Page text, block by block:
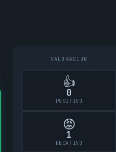
VALORACIÓN
👍
0
POSITIVO
😡
1
NEGATIVO